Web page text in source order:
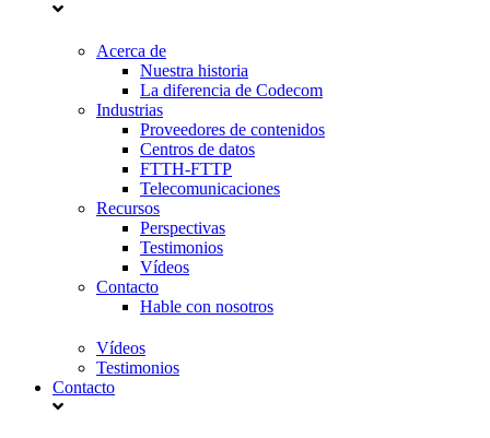
Acerca de
Nuestra historia
La diferencia de Codecom
Industrias
Proveedores de contenidos
Centros de datos
FTTH-FTTP
Telecomunicaciones
Recursos
Perspectivas
Testimonios
Vídeos
Contacto
Hable con nosotros
Vídeos
Testimonios
Contacto